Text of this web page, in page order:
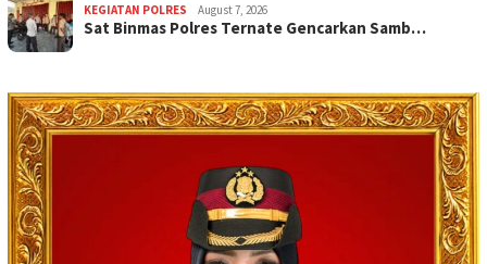
KEGIATAN POLRES August 7, 2026
Sat Binmas Polres Ternate Gencarkan Samb…